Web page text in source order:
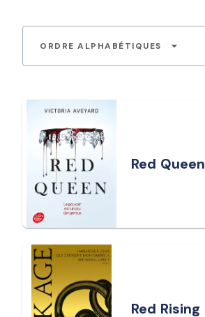
ORDRE ALPHABÉTIQUES arrow_drop_down
Red Queen
Red Rising